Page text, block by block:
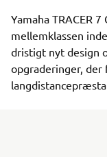
Yamaha TRACER
mellemklassen
dristigt nyt design
opgraderinger, der